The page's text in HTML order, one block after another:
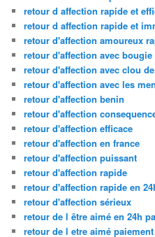
retour d affection rapide et
retour d affection rapide et
retour d'affection amoureux
retour d'affection avec bougie
retour d'affection avec clou
retour d'affection avec les
retour d'affection benin
retour d'affection
retour d'affection efficace
retour d'affection en france
retour d'affection puissant
retour d'affection rapide
retour d'affection rapide en
retour d'affection sérieux
retour de l être aimé en 24h
retour de l etre aimé